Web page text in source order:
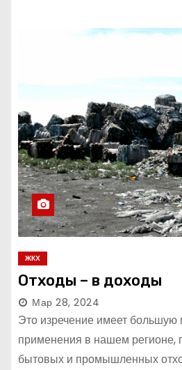
ЖКХ
Отходы – в доходы
Мар 28, 2024
Это изречение имеет большую
применения в нашем регионе,
бытовых и промышленных